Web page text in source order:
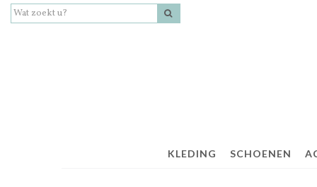
KLEDING SCHOENEN